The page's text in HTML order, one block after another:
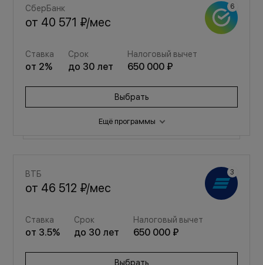
СберБанк
от 40 571 ₽/мес
Ставка
от 2%
Срок
до 30 лет
Налоговый вычет
650 000 ₽
Выбрать
Ещё программы
от 54 326 ₽ /мес
от3.5% до30 650 000 ₽
Выбрать
ВТБ
от 46 512 ₽/мес
Ставка
от 3.5%
Срок
до 30 лет
Налоговый вычет
650 000 ₽
Выбрать